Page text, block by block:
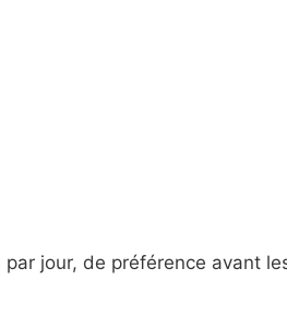
jour, de préférence avant